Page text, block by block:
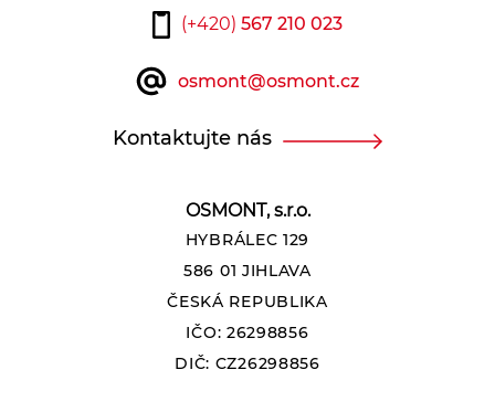
OSMONT, s.r.o.
HYBRÁLEC 129
586 01 JIHLAVA
ČESKÁ REPUBLIKA
IČO: 26298856
DIČ: CZ26298856
(+420) 567 210 023
osmont@osmont.cz
Kontaktujte nás